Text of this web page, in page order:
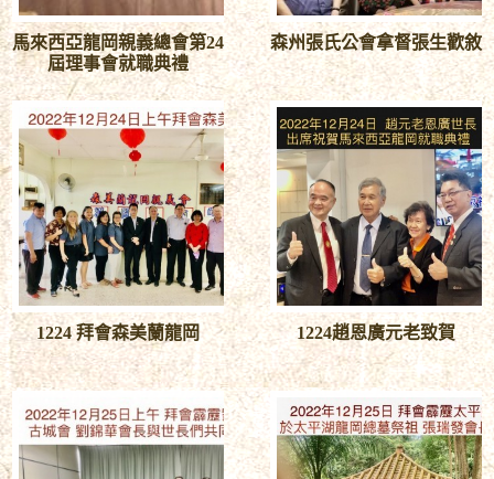
馬來西亞龍岡親義總會第24
屆理事會就職典禮
森州張氏公會拿督張生歡敘
1224 拜會森美蘭龍岡 1224趙恩廣元老致賀